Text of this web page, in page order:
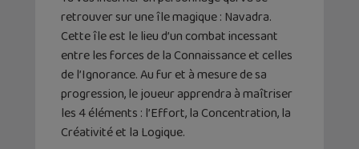
retrouver sur une île magique : Navadra.
Cette île est le lieu d’un combat incessant
entre les forces de la Connaissance et celles
de l’Ignorance. Au fur et à mesure de sa
progression, le joueur apprendra à maîtriser
les 4 éléments : l’Effort, la Concentration, la
Créativité et la Logique.